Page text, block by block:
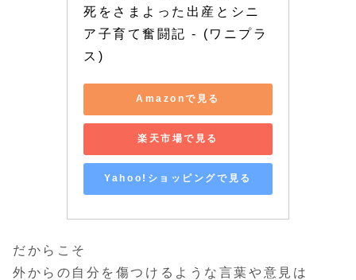
死をさまよった出産とシニ
ア子育て奮闘記 - (ワニプラ
ス)
Amazonで見る
楽天市場で見る
Yahoo!ショッピングで見る
だからこそ
外からの自分を傷つけるような言葉や意見は